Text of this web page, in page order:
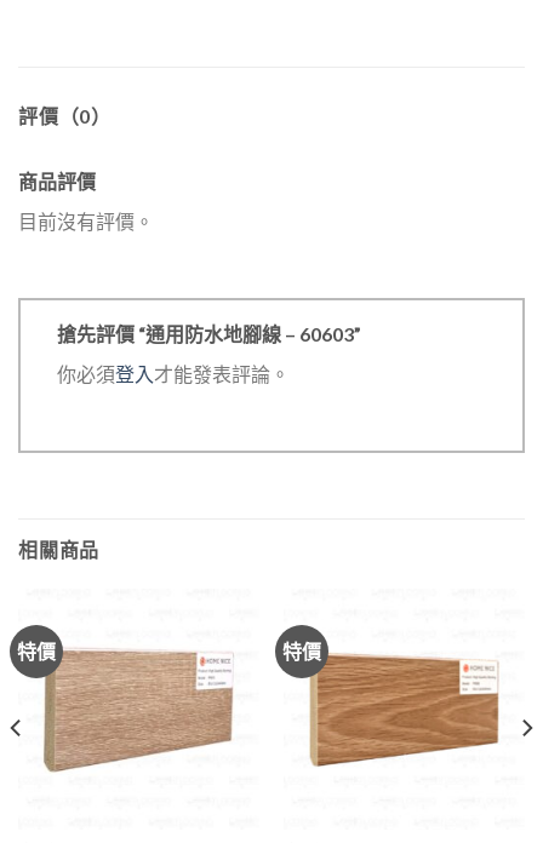
評價（0）
商品評價
目前沒有評價。
搶先評價 “通用防水地腳線 – 60603”
你必須登入 才能發表評論。
相關商品
特價 特價